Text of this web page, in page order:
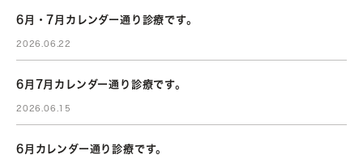
6月・7月カレンダー通り診療です。
2026.06.22
6月7月カレンダー通り診療です。
2026.06.15
6月カレンダー通り診療です。